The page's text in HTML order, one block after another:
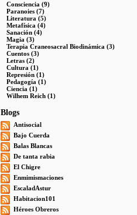
Consciencia (9)
Paranoies (7)
Literatura (5)
Metafísica (4)
Sanación (4)
Magia (3)
Terapia Craneosacral Biodinámica (3)
Cuentos (3)
Letras (2)
Cultura (1)
Represión (1)
Pedagogía (1)
Ciencia (1)
Wilhem Reich (1)
Blogs
Antisocial
Bajo Cuerda
Balas Blancas
De tanta rabia
El Chigre
Enmimismaciones
EscaladAstur
Habitacion101
Héroes Obreros